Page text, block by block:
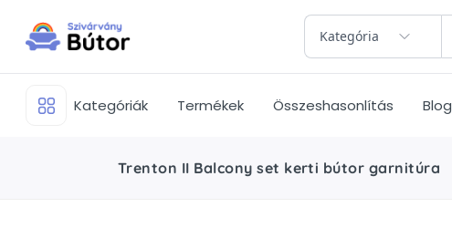
Kategória
Kategóriák Termékek Összeshasonlítás Blog
Trenton II Balcony set kerti bútor garnitúra